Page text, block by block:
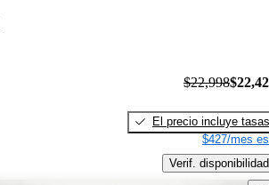
$22,998
El precio incluye tasas
$427/mes
Verif. disponibilidad